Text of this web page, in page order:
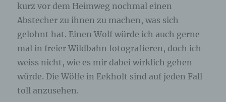
kurz vor dem Heimweg nochmal einen
Abstecher zu ihnen zu machen, was sich
gelohnt hat. Einen Wolf würde ich auch gerne
mal in freier Wildbahn fotografieren, doch ich
weiss nicht, wie es mir dabei wirklich gehen
würde. Die Wölfe in Eekholt sind auf jeden Fall
toll anzusehen.